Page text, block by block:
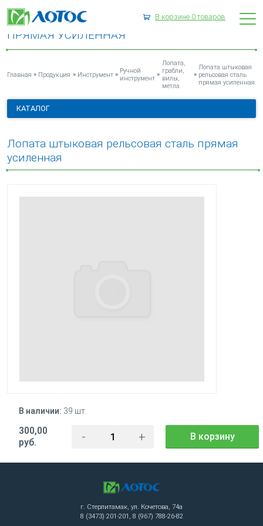
В корзине 0товаров
ЛОПАТА ШТЫКОВАЯ РЕЛЬСОВАЯ СТАЛЬ
ПРЯМАЯ УСИЛЕННАЯ
Главная » Продукция » Инструмент » Ручной
инструмент
»
Лопата,
грабли,
вилы,
метла
»
Лопата штыковая
рельсовая сталь
прямая усиленная
КАТАЛОГ
Лопата штыковая рельсовая сталь прямая
усиленная
В наличии: 39 шт.
300,00
руб.
- + В корзину
г. Стерлитамак, ул. Кочетова, 74а
8 (3473) 201-201, 8 (967) 788-26-82